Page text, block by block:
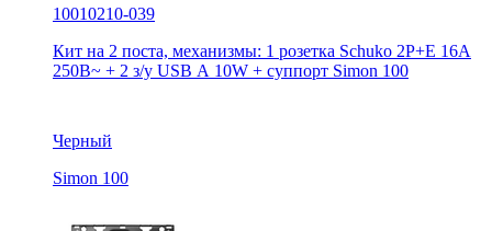
10010210-039
Кит на 2 поста, механизмы: 1 розетка Schuko 2Р+Е 16A
250В~ + 2 з/у USB А 10W + суппорт Simon 100
Черный
Simon 100